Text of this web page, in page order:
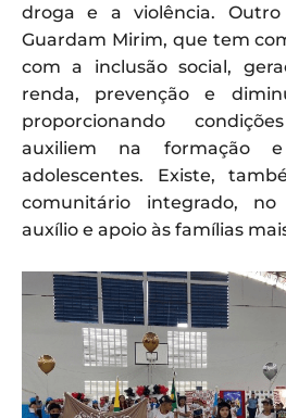
droga e a violência.
Guardam Mirim, que tem
com a inclusão social,
renda, prevenção e
proporcionando
auxiliem na formação
adolescentes. Existe,
comunitário integrado,
auxílio e apoio às famílias